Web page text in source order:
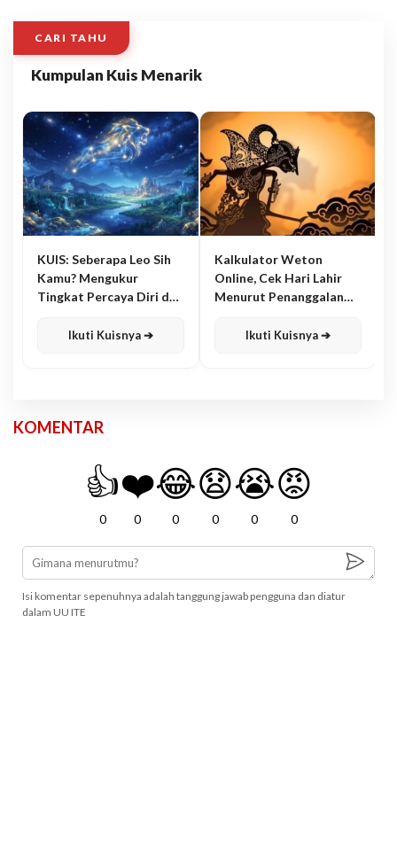
CARI TAHU
Kumpulan Kuis Menarik
KUIS: Seberapa Leo Sih
Kamu? Mengukur
Tingkat Percaya Diri dan
Ikuti Kuisnya ➔
Kalkulator Weton
Online, Cek Hari Lahir
Menurut Penanggalan
Ikuti Kuisnya ➔
KOMENTAR
👍
0
❤️
0
😂
0
😧
0
😭
0
😡
0
Isi komentar sepenuhnya adalah tanggung jawab pengguna dan diatur
dalam UU ITE